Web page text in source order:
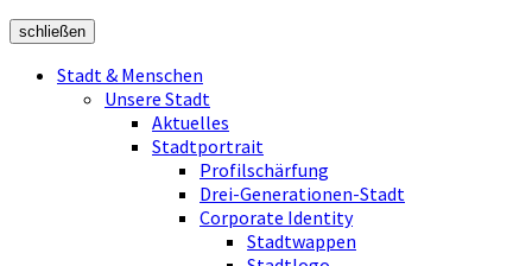
schließen
Stadt & Menschen
Unsere Stadt
Aktuelles
Stadtportrait
Profilschärfung
Drei-Generationen-Stadt
Corporate Identity
Stadtwappen